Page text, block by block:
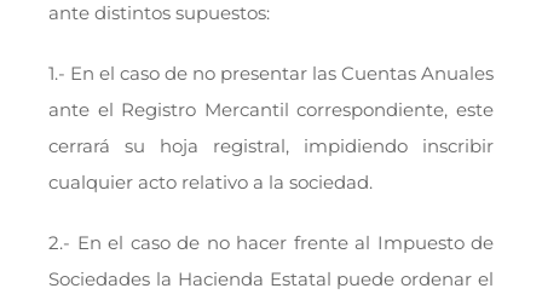
ante distintos supuestos:
1.- En el caso de no presentar las Cuentas Anuales
ante el Registro Mercantil correspondiente, este
cerrará su hoja registral, impidiendo inscribir
cualquier acto relativo a la sociedad.
2.- En el caso de no hacer frente al Impuesto de
Sociedades la Hacienda Estatal puede ordenar el